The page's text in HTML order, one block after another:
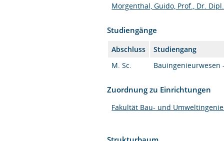
Morgenthal, Guido, Prof., Dr.
Studiengänge
Abschluss
Studiengang
M. Sc.
Bauingenieurwesen
Zuordnung zu Einrichtungen
Fakultät Bau- und